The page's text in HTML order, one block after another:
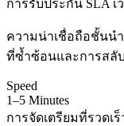
การรับประกัน SLA เ
ความน่าเชื่อถือชั้นน
ที่ซ้ำซ้อนและการสลั
Speed
1–5 Minutes
การจัดเตรียมที่รวดเร็